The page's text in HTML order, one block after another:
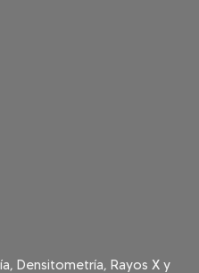
Densitometría, Rayos X y